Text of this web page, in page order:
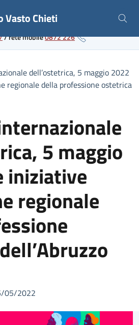
Vasto Chieti
/rete mobile0872 226
dell’ostetrica, 5 maggio 2022
regionale della professione ostetrica
5 maggio
iniziative
regionale
05/2022